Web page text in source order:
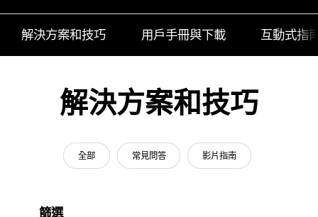
解決方案和技巧 用戶手冊與下載 互動式指
解決方案和技巧
全部 常見問答 影片指南
篩選